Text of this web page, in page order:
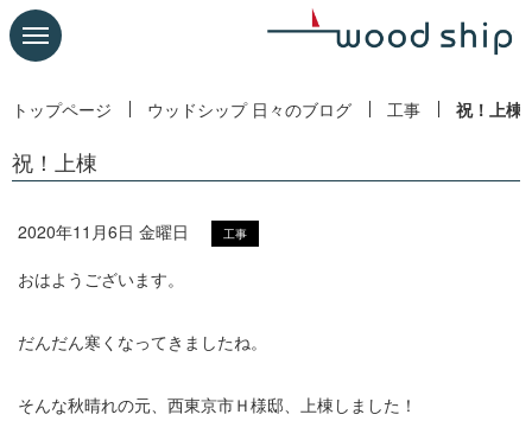
トップページ ウッドシップ 日々のブログ 工事 祝！上棟
祝！上棟
2020年11月6日 金曜日 工事
おはようございます。
だんだん寒くなってきましたね。
そんな秋晴れの元、西東京市Ｈ様邸、上棟しました！